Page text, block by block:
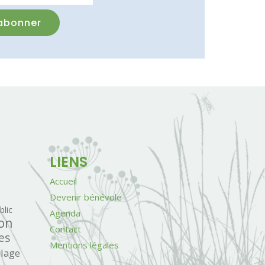
LIENS
Accueil
Devenir bénévole
Agenda
Contact
Mentions légales